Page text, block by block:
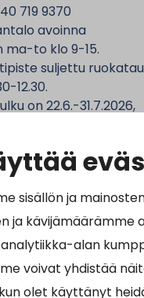
sisällön ja
ja kävijämäärämme
alan
voivat yhdistää
olet käyttänyt
719 9370
avoinna
ma-to klo 9-15.
suljettu
12.30.
on 22.6.-31.7.2026,
0164690-3